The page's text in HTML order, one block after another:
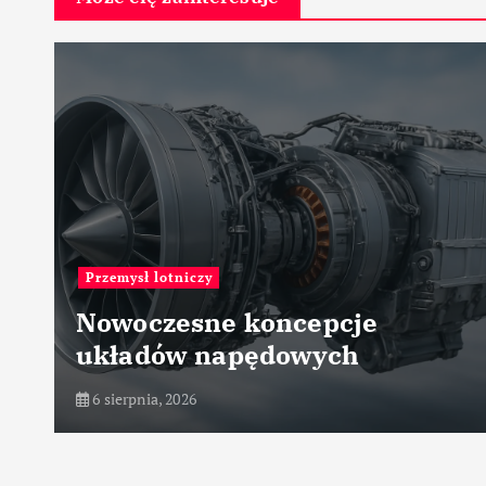
Przemysł maszynowy
Nowe generacje łożysk
tocznych i ślizgowych
6 sierpnia, 2026